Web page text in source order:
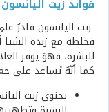
فوائد زيت
زيت اليانسون قادرٌ
فخلطه مع زبدة الشيا
للبشرة، فهوَ يوفر
كما أنّهُ يُساعد على
يحتوي زيت